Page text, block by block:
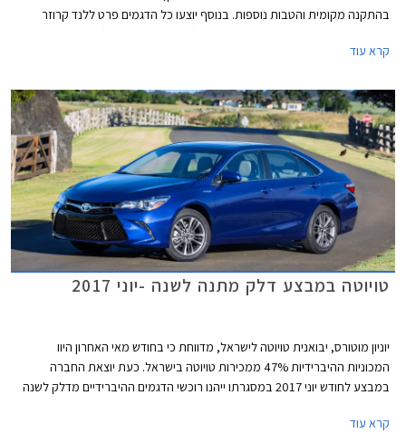
בהתקנה מקומית והטבות נוספות. בנוסף יוצעו כל הדגמים פרט ללנד קרוזר
31.08.2017.
קרא עוד
טויוטה במבצע דלק מתנה לשנה -יוני 2017
יוניון מוטורס, יבואנית טויוטה לישראל, מדווחת כי בחודש מאי האחרון היוו
המכוניות ההיברידיות 47% ממכירות טויוטה בישראל. כעת יוצאת החברה
במבצע לחודש יוני 2017 במסגרתו ייהנו רוכשי הדגמים ההיברידיים מדלק לשנה
קרא עוד